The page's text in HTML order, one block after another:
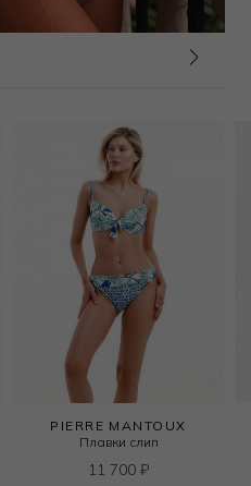
PIERRE MANTOUX
Плавки слип
11 700 ₽